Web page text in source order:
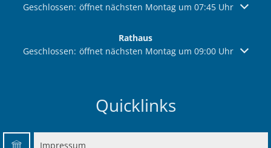
Klicken, um weitere Öffnungs- oder Schließzeiten
Geschlossen: öffnet nächsten Montag um 07:45 Uhr
Rathaus
Klicken, um weitere Öffnungs- oder Schließzeiten
Geschlossen: öffnet nächsten Montag um 09:00 Uhr
Quicklinks
Impressum